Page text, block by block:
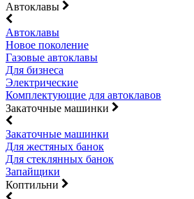
Автоклавы
Автоклавы
Новое поколение
Газовые автоклавы
Для бизнеса
Электрические
Комплектующие для автоклавов
Закаточные машинки
Закаточные машинки
Для жестяных банок
Для стеклянных банок
Запайщики
Коптильни